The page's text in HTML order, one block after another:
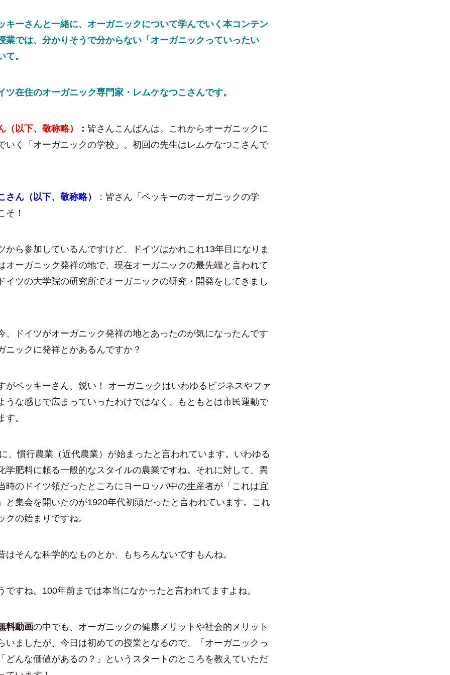
ーさんと一緒に、オーガニックについて学んでいく本コンテン
業では、分かりそうで分からない「オーガニックっていったい
て。
在住のオーガニック専門家・レムケなつこさんです。
（以下、敬称略） ： 皆さんこんばんは。これからオーガニックに
いく「オーガニックの学校」。初回の先生はレムケなつこさんで
さん（以下、敬称略）
：皆さん「ベッキーのオーガニックの学
そ！
ら参加しているんですけど、ドイツはかれこれ13年目になりま
オーガニック発祥の地で、現在オーガニックの最先端と言われて
イツの大学院の研究所でオーガニックの研究・開発をしてきまし
、ドイツがオーガニック発祥の地とあったのが気になったんです
ニックに発祥とかあるんですか？
がベッキーさん、鋭い！ オーガニックはいわゆるビジネスやファ
うな感じで広まっていったわけではなく、もともとは市民運動で
す。
慣行農業（近代農業）が始まったと言われています。いわゆる
学肥料に頼る一般的なスタイルの農業ですね。それに対して、異
時のドイツ領だったところにヨーロッパ中の生産者が「これは宜
と集会を開いたのが1920年代初頭だったと言われています。これ
クの始まりですね。
はそんな科学的なものとか、もちろんないですもんね。
ですね。100年前までは本当になかったと言われてますよね。
料動画の中でも、オーガニックの健康メリットや社会的メリット
いましたが、今日は初めての授業となるので、「オーガニックっ
どんな価値があるの？」というスタートのところを教えていただ